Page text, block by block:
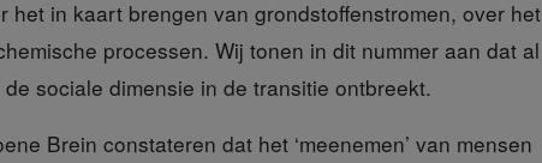
het in kaart brengen van grondstoffenstromen, over het
processen. Wij tonen in dit nummer aan dat al
sociale dimensie in de transitie ontbreekt.
Brein constateren dat het ‘meenemen’ van mensen